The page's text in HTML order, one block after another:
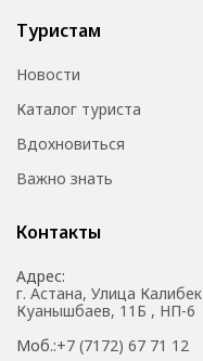
Туристам
Новости
Каталог туриста
Вдохновиться
Важно знать
Контакты
Адрес:
г. Астана, Улица Калибек
Куанышбаев, 11Б , НП-6
Моб.:+7 (7172) 67 71 12